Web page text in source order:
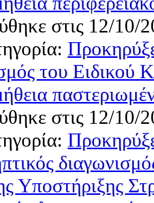
στις 12/10/
του Ειδικού
στις 12/10/
Υποστήριξης